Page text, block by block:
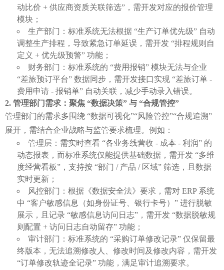
动比价 + 供应商资质关联筛选”，需开发对应的报价管理
模块；
生产部门：标准系统无法根据 “生产订单优先级” 自动
调整生产排程，导致紧急订单延误，需开发 “排程规则自
定义 + 优先级预警” 功能；
财务部门：标准系统的 “费用报销” 模块无法与企业
“差旅预订平台” 数据同步，需开发接口实现 “差旅订单 -
费用申请 - 报销单” 自动关联，减少手动录入错误。
管理部门需求：聚焦 “数据决策” 与 “合规管控”
管理部门的需求多围绕 “数据可视化”“风险管控”“合规追溯”
展开，需结合企业战略与监管要求梳理。例如：
管理层：需实时查看 “各业务线营收 - 成本 - 利润” 的
动态报表，而标准系统仅能提供基础数据，需开发 “多维
度经营看板”，支持按 “部门 / 产品 / 区域” 筛选，且数据
实时更新；
风控部门：根据《数据安全法》要求，需对 ERP 系统
中 “客户敏感信息（如身份证号、银行卡号）” 进行脱敏
展示，且记录 “敏感信息访问日志”，需开发 “数据脱敏规
则配置 + 访问日志自动留存” 功能；
审计部门：标准系统的 “采购订单修改记录” 仅保留最
终版本，无法追溯修改人、修改时间及修改内容，需开发
“订单修改轨迹全记录” 功能，满足审计追溯要求。